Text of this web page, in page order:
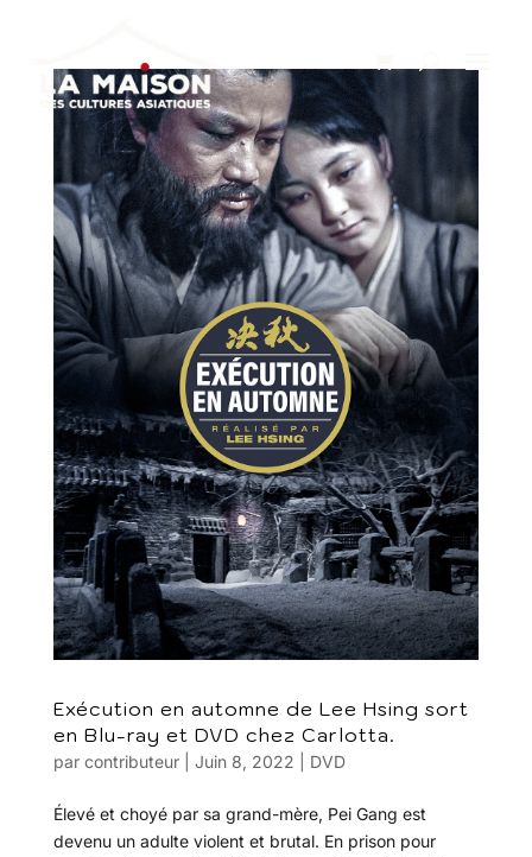
Exécution en automne de Lee Hsing sort
en Blu-ray et DVD chez Carlotta.
par contributeur| Juin 8, 2022 DVD
Élevé et choyé par sa grand-mère, Pei Gang est
devenu un adulte violent et brutal. En prison pour